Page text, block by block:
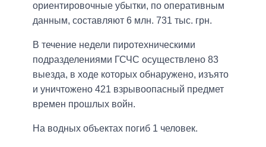
ориентировочные убытки, по оперативным
данным, составляют 6 млн. 731 тыс. грн.
В течение недели пиротехническими
подразделениями ГСЧС осуществлено 83
выезда, в ходе которых обнаружено, изъято
и уничтожено 421 взрывоопасный предмет
времен прошлых войн.
На водных объектах погиб 1 человек.